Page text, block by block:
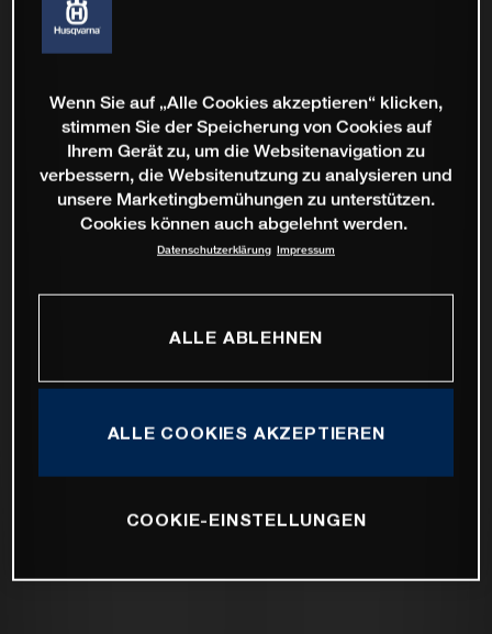
Wenn Sie auf „Alle Cookies akzeptieren“ klicken,
stimmen Sie der Speicherung von Cookies auf
Ihrem Gerät zu, um die Websitenavigation zu
verbessern, die Websitenutzung zu analysieren und
unsere Marketingbemühungen zu unterstützen.
Cookies können auch abgelehnt werden.
Datenschutzerklärung Impressum
ALLE ABLEHNEN
ALLE COOKIES AKZEPTIEREN
COOKIE-EINSTELLUNGEN